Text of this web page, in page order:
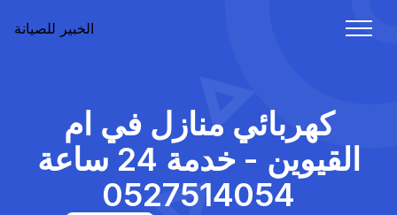
الخبير للصيانة
كهربائي منازل في ام
القيوين - خدمة 24 ساعة
0527514054